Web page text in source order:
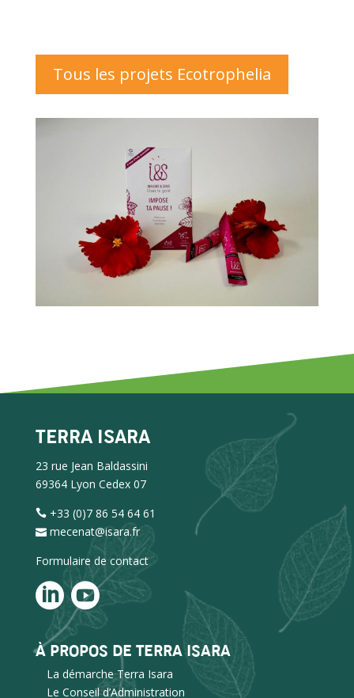
Tous les projets Ecotrophelia
TERRA ISARA
23 rue Jean Baldassini
69364 Lyon Cedex 07
+33 (0)7 86 54 64 61
mecenat@isara.fr
Formulaire de contact
À PROPOS DE TERRA ISARA
La démarche Terra Isara
Le Conseil d’Administration